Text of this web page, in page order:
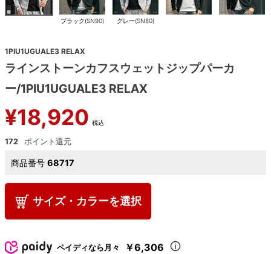
ブラック(SN90) グレー(SN80)
1PIU1UGUALE3 RELAX
ラインストーンカフスウェットジップパーカ
ー/1PIU1UGUALE3 RELAX
¥18,920 税込
172
商品番号 68717
サイズ・カラーを選択
ペイディなら月々 ￥6,306